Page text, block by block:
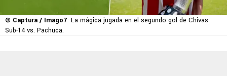
© Captura / Imago7 La mágica jugada en el segundo gol de Chivas
Sub-14 vs. Pachuca.